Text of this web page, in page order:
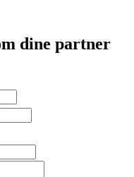
dine partner